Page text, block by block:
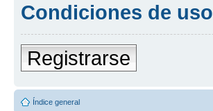
Condiciones de uso
Registrarse
Índice general